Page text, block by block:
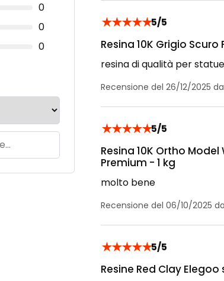
0
0
0
★★★★★5/5
Resina 10K Grigio
resina di qualità per
Recensione del 26/12/2025 da
★★★★★5/5
Resina 10K Ortho
Premium - 1 kg
molto bene
Recensione del 06/10/2025 da
★★★★★5/5
Resine Red Clay